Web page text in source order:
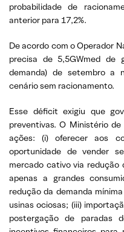
probabilidade de
anterior para 17,2%.
De acordo com o Operador
precisa de 5,5GWmed de
demanda) de setembro a
cenário sem racionamento.
Esse déficit exigiu que
preventivas. O Ministério
ações: (i) oferecer aos
oportunidade de vender
mercado cativo via redução
apenas a grandes
redução da demanda
usinas ociosas; (iii)
postergação de paradas